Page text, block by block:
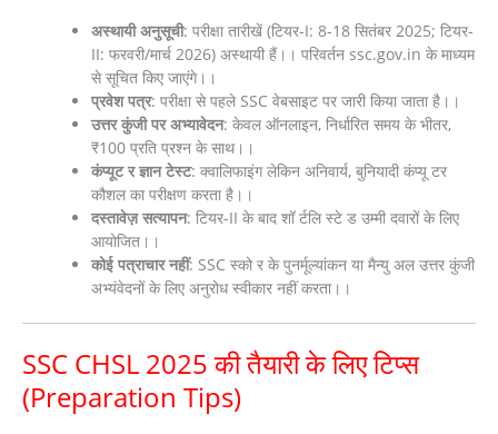
अस्थायी अनुसूची: परीक्षा तारीखें (टियर-I: 8-18 सितंबर 2025; टियर-
II: फरवरी/मार्च 2026) अस्थायी हैं।। परिवर्तन ssc.gov.in के माध्यम
से सूचित किए जाएंगे।।
प्रवेश पत्र: परीक्षा से पहले SSC वेबसाइट पर जारी किया जाता है।।
उत्तर कुंजी पर अभ्यावेदन: केवल ऑनलाइन, निर्धारित समय के भीतर,
₹100 प्रति प्रश्न के साथ।।
कंप्यूट र ज्ञान टेस्ट: क्वालिफाइंग लेकिन अनिवार्य, बुनियादी कंप्यू टर
कौशल का परीक्षण करता है।।
दस्तावेज़ सत्यापन: टियर-II के बाद शॉ र्टलि स्टे ड उम्मी दवारों के लिए
आयोजित।।
कोई पत्राचार नहीं: SSC स्को र के पुनर्मूल्यांकन या मैन्यु अल उत्तर कुंजी
अभ्यंवेदनों के लिए अनुरोध स्वीकार नहीं करता।।
SSC CHSL 2025 की तैयारी के लिए टिप्स
(Preparation Tips)